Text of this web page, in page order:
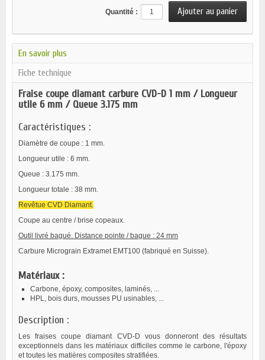
Quantité :
En savoir plus
Fiche technique
Fraise coupe diamant carbure CVD-D 1 mm / Longueur
utile 6 mm / Queue 3.175 mm
Caractéristiques :
Diamètre de coupe : 1 mm.
Longueur utile : 6 mm.
Queue : 3.175 mm.
Longueur totale : 38 mm.
Revêtue CVD Diamant.
Coupe au centre / brise copeaux.
Outil livré bagué. Distance pointe / bague : 24 mm
Carbure Micrograin Extramet EMT100 (fabriqué en Suisse).
Matériaux :
Carbone, époxy, composites, laminés, ...
HPL, bois durs, mousses PU usinables, ...
Description :
Les fraises coupe diamant CVD-D vous donneront des résultats
exceptionnels dans les matériaux difficiles comme le carbone, l'époxy
et toutes les matières composites stratifiées.